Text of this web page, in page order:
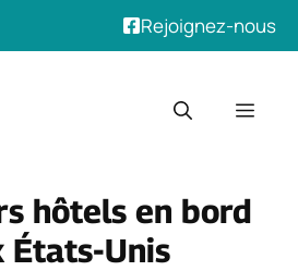
Rejoignez-nous
hôtels en bord
États-Unis